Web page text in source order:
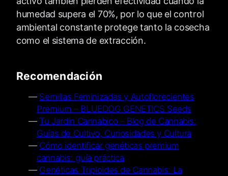
humedad supera el 70%, por lo que el control
ambiental constante protege tanto la cosecha
como el sistema de extracción.
Recomendación
Semillas Feminizadas y Autoflorecientes
Premium – BLUEDOG GENETICS Seeds
Tu Jardin Cannabico – Blog de Cannabis:
Guías de Cultivo, Curiosidades y Cultura
Cómo identificar genéticas premium
cannabis: guía práctica
Genéticas Triploides de Cannabis: La